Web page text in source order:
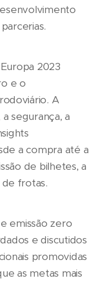
2023
e o
A
segurança, a
a compra até a
de bilhetes, a
frotas.
emissão zero
e discutidos
promovidas
as metas mais